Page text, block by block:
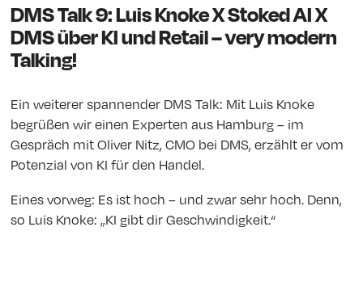
DMS Talk 9: Luis Knoke X Stoked AI X
DMS über KI und Retail – very modern
Talking!
Ein weiterer spannender DMS Talk: Mit Luis Knoke
begrüßen wir einen Experten aus Hamburg – im
Gespräch mit Oliver Nitz, CMO bei DMS, erzählt er vom
Potenzial von KI für den Handel.
Eines vorweg: Es ist hoch – und zwar sehr hoch. Denn,
so Luis Knoke: „KI gibt dir Geschwindigkeit.“